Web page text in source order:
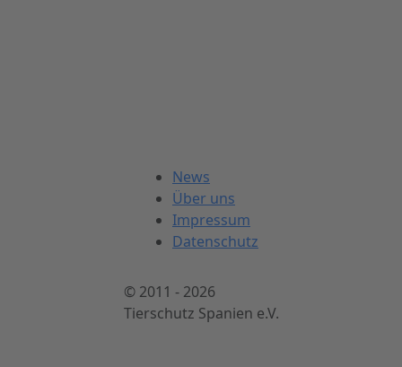
News
Über uns
Impressum
Datenschutz
© 2011 - 2026
Tierschutz Spanien e.V.